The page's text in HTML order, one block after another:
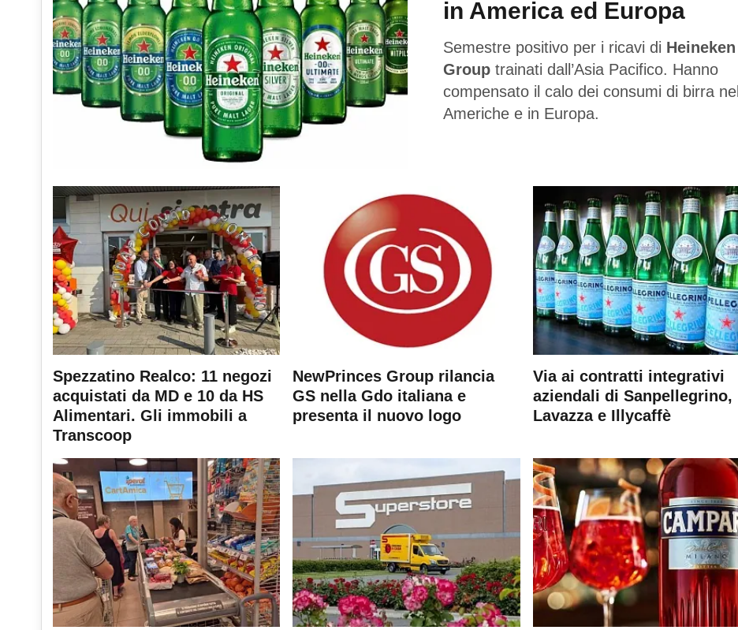
in America ed Europa
Semestre positivo per i ricavi di Heineken
Group trainati dall’Asia Pacifico. Hanno
compensato il calo dei consumi di birra
Americhe e in Europa.
Spezzatino Realco: 11 negozi
acquistati da MD e 10 da HS
Alimentari. Gli immobili a
Transcoop
NewPrinces Group rilancia
GS nella Gdo italiana e
presenta il nuovo logo
Via ai contratti integrativi
aziendali di Sanpellegrino,
Lavazza e Illycaffè